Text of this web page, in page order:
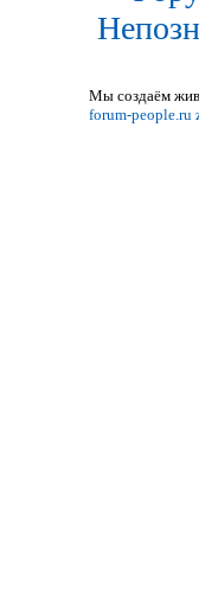
Мы создаём
forum-people.ru